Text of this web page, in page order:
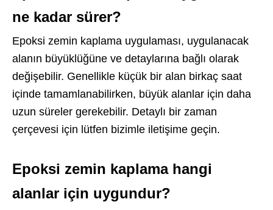
ne kadar sürer?
Epoksi zemin kaplama uygulaması, uygulanacak
alanın büyüklüğüne ve detaylarına bağlı olarak
değişebilir. Genellikle küçük bir alan birkaç saat
içinde tamamlanabilirken, büyük alanlar için daha
uzun süreler gerekebilir. Detaylı bir zaman
çerçevesi için lütfen bizimle iletişime geçin.
Epoksi zemin kaplama hangi
alanlar için uygundur?